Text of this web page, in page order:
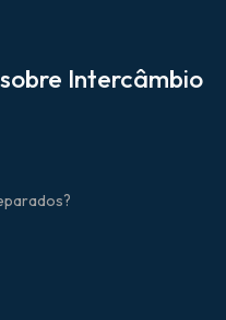
Intercâmbio